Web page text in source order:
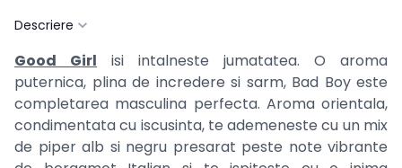
Descriere
Good Girl isi intalneste jumatatea. O aroma
puternica, plina de incredere si sarm, Bad Boy este
completarea masculina perfecta. Aroma orientala,
condimentata cu iscusinta, te ademeneste cu un mix
de piper alb si negru presarat peste note vibrante